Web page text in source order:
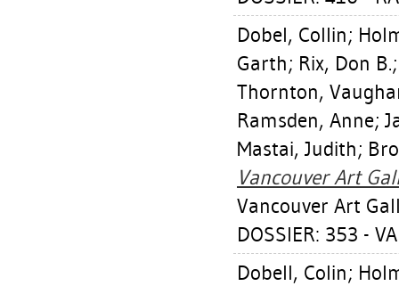
Dobel, Collin;
Garth; Rix, Don B.
Thornton,
Ramsden, Anne;
Mastai, Judith;
Vancouver Art
Vancouver Art
DOSSIER: 353 -
Dobell, Colin;